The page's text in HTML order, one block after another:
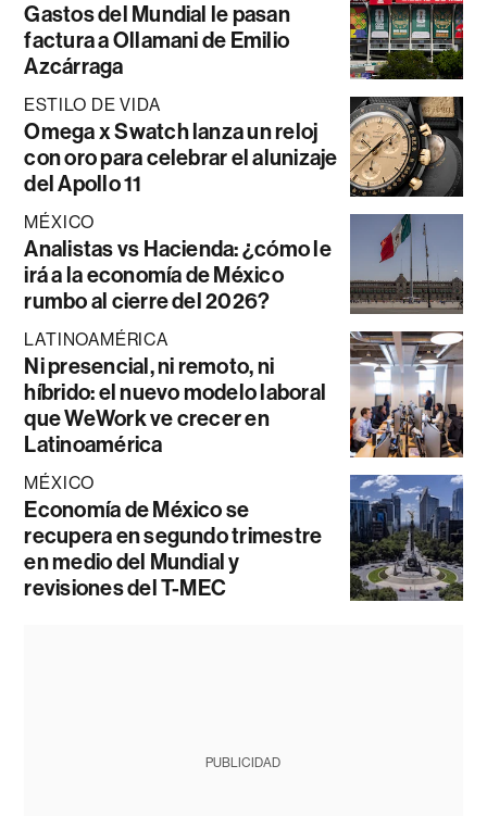
Gastos del Mundial le pasan
factura a Ollamani de Emilio
Azcárraga
ESTILO DE VIDA
Omega x Swatch lanza un reloj
con oro para celebrar el alunizaje
del Apollo 11
MÉXICO
Analistas vs Hacienda: ¿cómo le
irá a la economía de México
rumbo al cierre del 2026?
LATINOAMÉRICA
Ni presencial, ni remoto, ni
híbrido: el nuevo modelo laboral
que WeWork ve crecer en
Latinoamérica
MÉXICO
Economía de México se
recupera en segundo trimestre
en medio del Mundial y
revisiones del T-MEC
PUBLICIDAD